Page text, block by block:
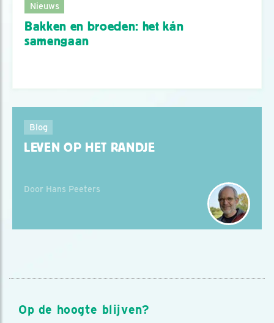
Nieuws
Bakken en broeden: het kán
samengaan
Blog
LEVEN OP HET RANDJE
Door Hans Peeters
Op de hoogte blijven?